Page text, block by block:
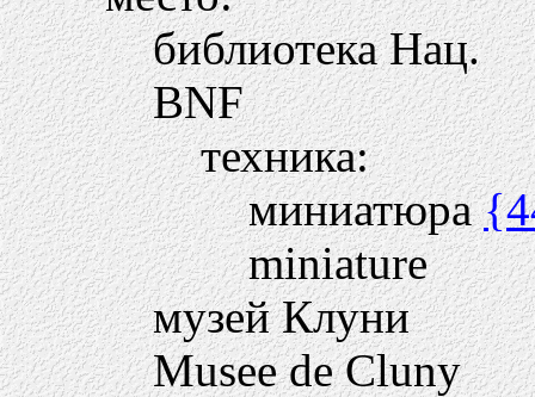
библиотека Нац.
BNF
техника:
миниатюра
miniature
музей Клуни
Musee de Cluny